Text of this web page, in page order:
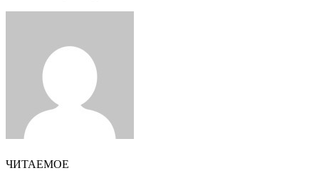
ЧИТАЕМОЕ